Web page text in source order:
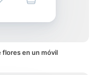
flores en un móvil